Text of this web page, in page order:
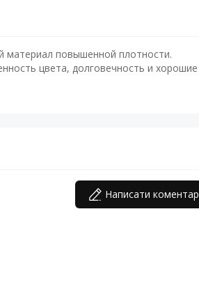
материал повышенной плотности.
цвета, долговечность и хорошие
Написати коментар